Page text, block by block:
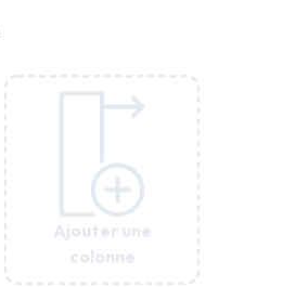
Ajouter une
colonne
Ajouter une
colonne
Ajouter une
colonne
Ajouter une
colonne
Ajouter une
colonne